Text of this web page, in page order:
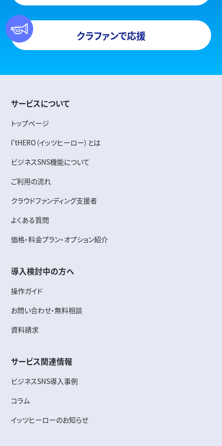
クラファンで応援
サービスについて
トップページ
I'tHERO（イッツヒーロー）とは
ビジネスSNS機能について
ご利用の流れ
クラウドファンディング支援者
よくある質問
価格・料金プラン・オプション紹介
導入検討中の方へ
操作ガイド
お問い合わせ・無料相談
資料請求
サービス関連情報
ビジネスSNS導入事例
コラム
イッツヒーローのお知らせ